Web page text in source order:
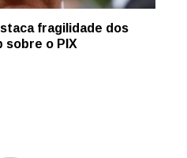
fragilidade dos
sobre o PIX